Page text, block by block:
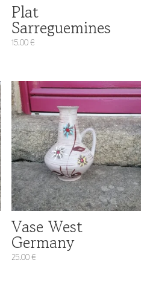
Plat
Sarreguemines
15.00€
Vase West
Germany
25.00€